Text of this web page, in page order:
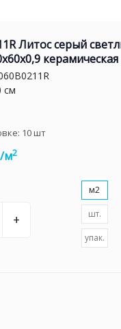
Литос серый
см
10шт
м2
+
м2
шт.
упак.